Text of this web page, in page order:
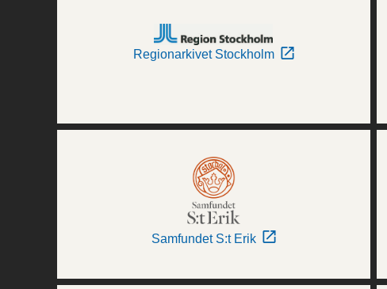
Regionarkivet Stockholm
Samfundet S:t Erik